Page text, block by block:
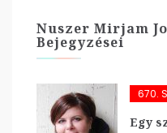
Nuszer Mirjam
Bejegyzései
670.
Egy